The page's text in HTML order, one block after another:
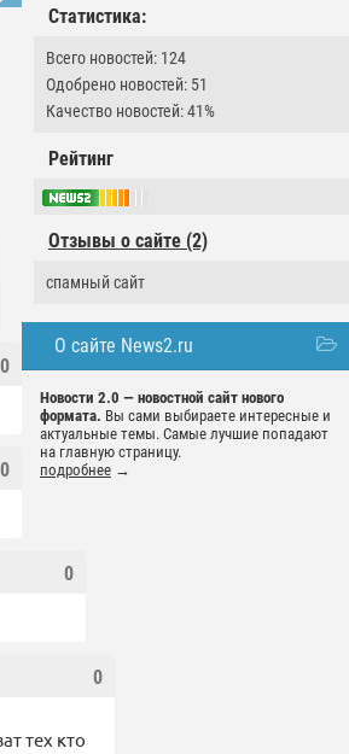
Статистика:
Всего новостей: 124
Одобрено новостей: 51
Качество новостей: 41%
Рейтинг
Отзывы о сайте (2)
спамный сайт
О сайте News2.ru
Новости 2.0 — новостной сайт нового
формата. Вы сами выбираете интересные и
актуальные темы. Самые лучшие попадают
на главную страницу.
подробнее →
0
0
0
0
тех кто